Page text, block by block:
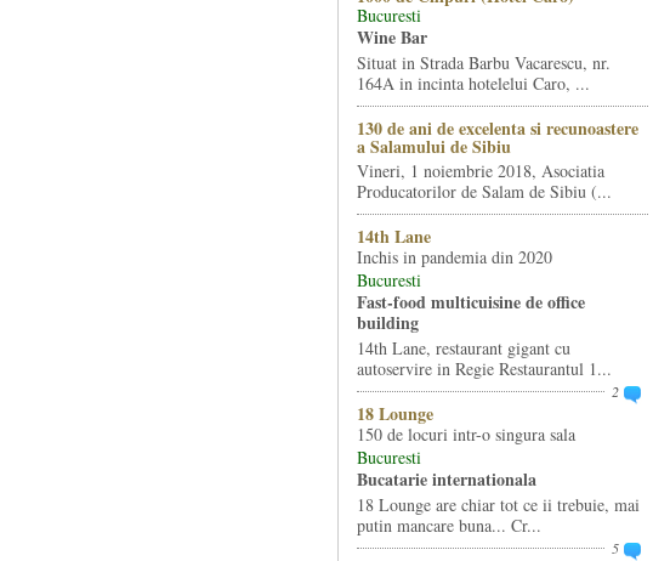
Bucuresti
Wine Bar
Situat in Strada Barbu Vacarescu, nr.
164A in incinta hotelelui Caro, ...
130 de ani de excelenta si recunoastere
a Salamului de Sibiu
Vineri, 1 noiembrie 2018, Asociatia
Producatorilor de Salam de Sibiu (...
14th Lane
Inchis in pandemia din 2020
Bucuresti
Fast-food multicuisine de office
building
14th Lane, restaurant gigant cu
autoservire in Regie Restaurantul 1...
2
18 Lounge
150 de locuri intr-o singura sala
Bucuresti
Bucatarie internationala
18 Lounge are chiar tot ce ii trebuie, mai
putin mancare buna... Cr...
5